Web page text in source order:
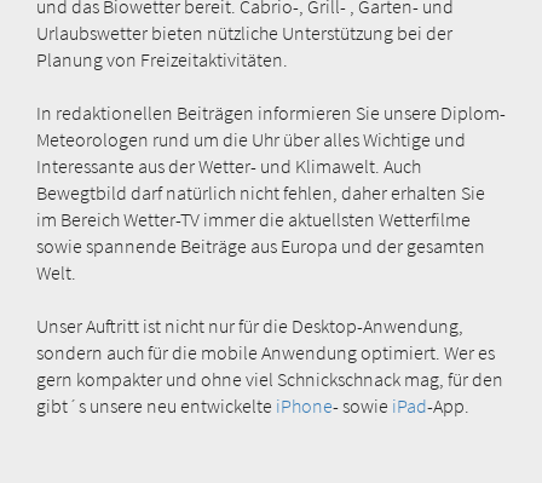
und das Biowetter bereit. Cabrio-, Grill- , Garten- und
Urlaubswetter bieten nützliche Unterstützung bei der
Planung von Freizeitaktivitäten.
In redaktionellen Beiträgen informieren Sie unsere Diplom-
Meteorologen rund um die Uhr über alles Wichtige und
Interessante aus der Wetter- und Klimawelt. Auch
Bewegtbild darf natürlich nicht fehlen, daher erhalten Sie
im Bereich Wetter-TV immer die aktuellsten Wetterfilme
sowie spannende Beiträge aus Europa und der gesamten
Welt.
Unser Auftritt ist nicht nur für die Desktop-Anwendung,
sondern auch für die mobile Anwendung optimiert. Wer es
gern kompakter und ohne viel Schnickschnack mag, für den
gibt´s unsere neu entwickelte iPhone- sowie iPad-App.